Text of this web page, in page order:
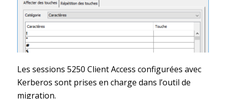
Les sessions 5250 Client Access configurées avec
Kerberos sont prises en charge dans l’outil de
migration.